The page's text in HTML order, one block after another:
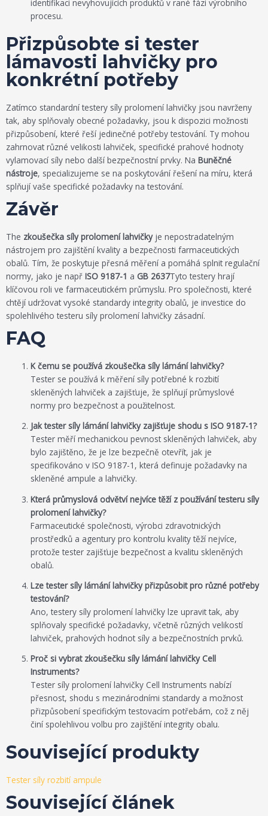
identifikaci nevyhovujících produktů v rané fázi výrobního
procesu.
Přizpůsobte si tester
lámavosti lahvičky pro
konkrétní potřeby
Zatímco standardní testery síly prolomení lahvičky jsou navrženy
tak, aby splňovaly obecné požadavky, jsou k dispozici možnosti
přizpůsobení, které řeší jedinečné potřeby testování. Ty mohou
zahrnovat různé velikosti lahviček, specifické prahové hodnoty
vylamovací síly nebo další bezpečnostní prvky. Na Buněčné
nástroje, specializujeme se na poskytování řešení na míru, která
splňují vaše specifické požadavky na testování.
Závěr
The zkoušečka síly prolomení lahvičkyje nepostradatelným
nástrojem pro zajištění kvality a bezpečnosti farmaceutických
obalů. Tím, že poskytuje přesná měření a pomáhá splnit regulační
normy, jako je např ISO 9187-1 a GB 2637Tyto testery hrají
klíčovou roli ve farmaceutickém průmyslu. Pro společnosti, které
chtějí udržovat vysoké standardy integrity obalů, je investice do
spolehlivého testeru síly prolomení lahvičky zásadní.
FAQ
K čemu se používá zkoušečka síly lámání lahvičky?
Tester se používá k měření síly potřebné k rozbití
skleněných lahviček a zajišťuje, že splňují průmyslové
normy pro bezpečnost a použitelnost.
Jak tester síly lámání lahvičky zajišťuje shodu s ISO 9187-1?
Tester měří mechanickou pevnost skleněných lahviček, aby
bylo zajištěno, že je lze bezpečně otevřít, jak je
specifikováno v ISO 9187-1, která definuje požadavky na
skleněné ampule a lahvičky.
Která průmyslová odvětví nejvíce těží z používání testeru síly
prolomení lahvičky?
Farmaceutické společnosti, výrobci zdravotnických
prostředků a agentury pro kontrolu kvality těží nejvíce,
protože tester zajišťuje bezpečnost a kvalitu skleněných
obalů.
Lze tester síly lámání lahvičky přizpůsobit pro různé potřeby
testování?
Ano, testery síly prolomení lahvičky lze upravit tak, aby
splňovaly specifické požadavky, včetně různých velikostí
lahviček, prahových hodnot síly a bezpečnostních prvků.
Proč si vybrat zkoušečku síly lámání lahvičky Cell
Instruments?
Tester síly prolomení lahvičky Cell Instruments nabízí
přesnost, shodu s mezinárodními standardy a možnost
přizpůsobení specifickým testovacím potřebám, což z něj
činí spolehlivou volbu pro zajištění integrity obalu.
Související produkty
Tester síly rozbití ampule
Související článek